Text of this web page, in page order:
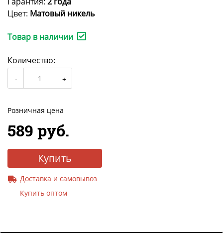
Цвет: Матовый никель
Товар в наличии
Количество:
Розничная цена
589 руб.
Купить
Доставка и самовывоз
Купить оптом